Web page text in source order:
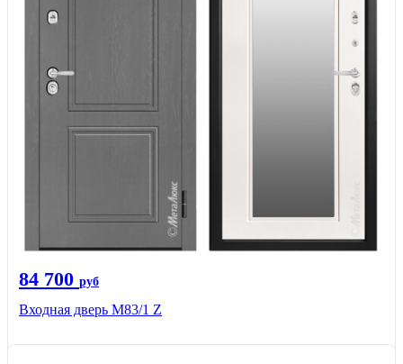
84 700 руб
Входная дверь M83/1 Z